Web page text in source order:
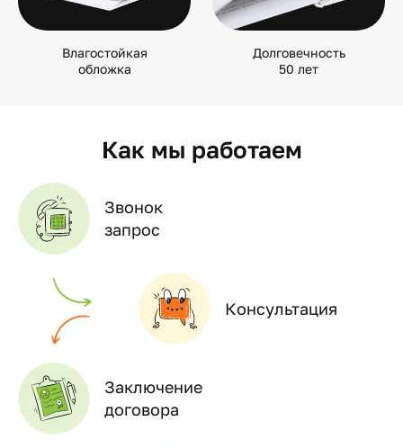
Влагостойкая
обложка
Долговечность
50 лет
Как мы работаем
Звонок
запрос
Консультация
Заключение
договора